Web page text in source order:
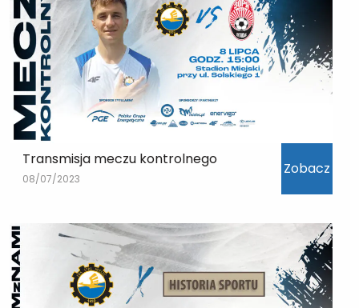
Transmisja meczu kontrolnego
08/07/2023
Zobacz